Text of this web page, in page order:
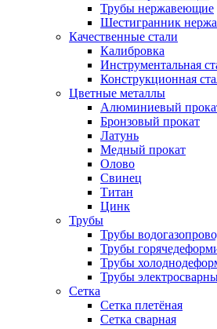
Трубы нержавеющие
Шестигранник
Качественные стали
Калибровка
Инструментальная
Конструкционная
Цветные металлы
Алюминиевый
Бронзовый прокат
Латунь
Медный прокат
Олово
Свинец
Титан
Цинк
Трубы
Трубы
Трубы
Трубы
Трубы
Сетка
Сетка плетёная
Сетка сварная